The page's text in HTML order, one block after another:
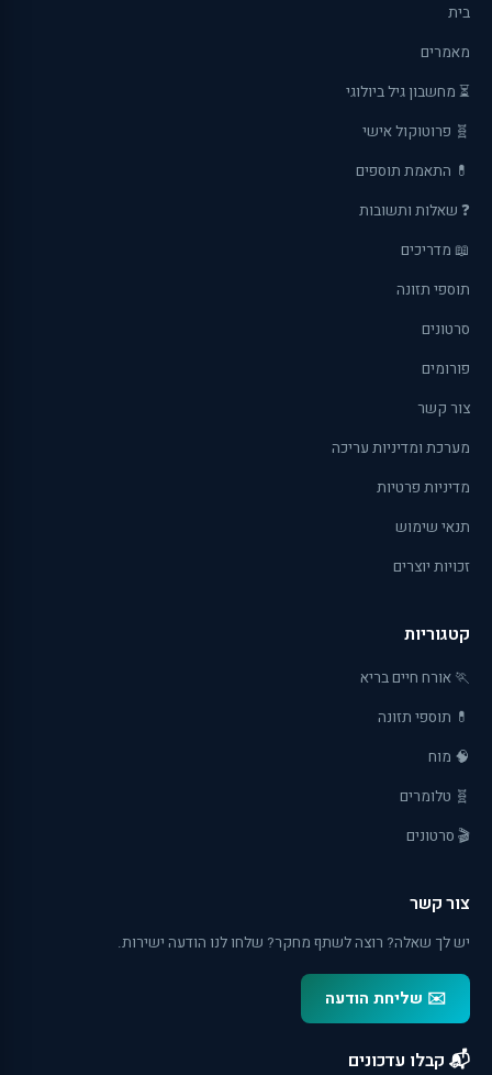
בית
מאמרים
⏳ מחשבון גיל ביולוגי
🧬 פרוטוקול אישי
💊 התאמת תוספים
❓ שאלות ותשובות
📖 מדריכים
תוספי תזונה
סרטונים
פורומים
צור קשר
מערכת ומדיניות עריכה
מדיניות פרטיות
תנאי שימוש
זכויות יוצרים
קטגוריות
🏃 אורח חיים בריא
💊 תוספי תזונה
🧠 מוח
🧬 טלומרים
🎬 סרטונים
צור קשר
יש לך שאלה? רוצה לשתף מחקר? שלחו לנו הודעה ישירות.
✉️ שליחת הודעה
📬 קבלו עדכונים